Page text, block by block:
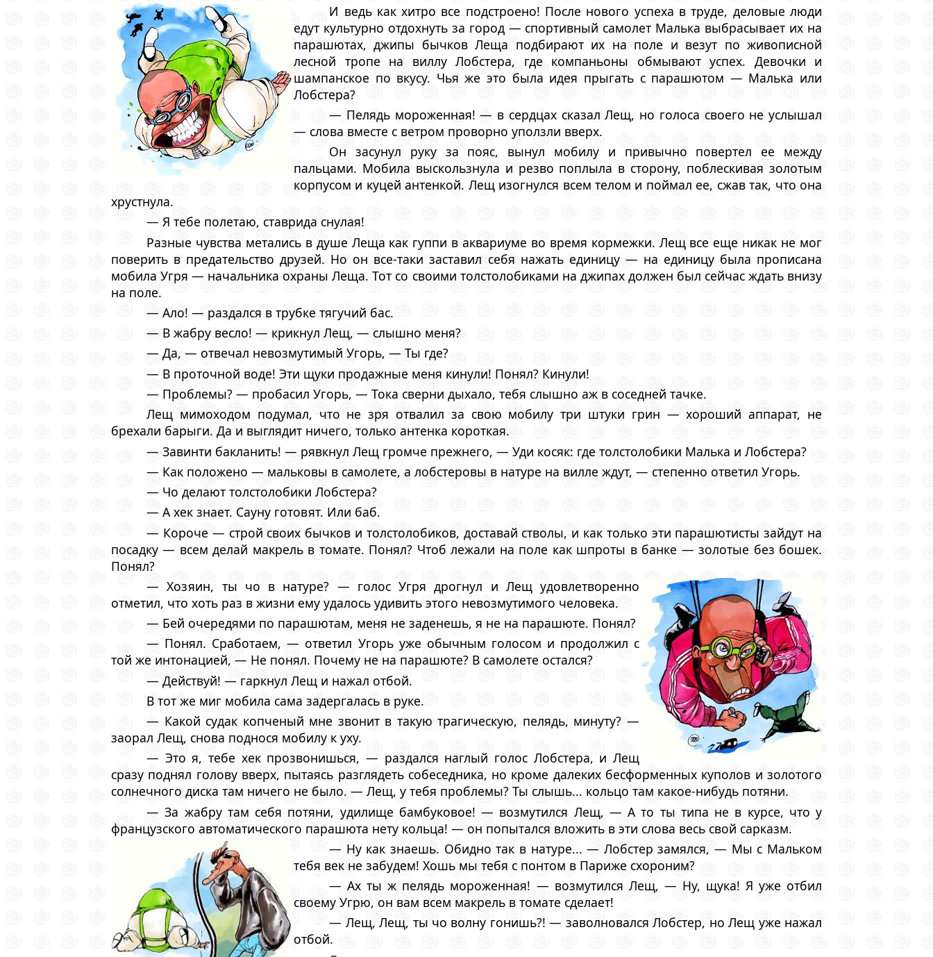
И ведь как хитро все подстроено! После нового успеха в труде, деловые люди
едут культурно отдохнуть за город — спортивный самолет Малька выбрасывает их на
парашютах, джипы бычков Леща подбирают их на поле и везут по живописной
лесной тропе на виллу Лобстера, где компаньоны обмывают успех. Девочки и
шампанское по вкусу. Чья же это была идея прыгать с парашютом — Малька или
Лобстера?
— Пелядь мороженная! — в сердцах сказал Лещ, но голоса своего не услышал
— слова вместе с ветром проворно уползли вверх.
Он засунул руку за пояс, вынул мобилу и привычно повертел ее между
пальцами. Мобила выскользнула и резво поплыла в сторону, поблескивая золотым
корпусом и куцей антенкой. Лещ изогнулся всем телом и поймал ее, сжав так, что она
хрустнула.
— Я тебе полетаю, ставрида снулая!
Разные чувства метались в душе Леща как гуппи в аквариуме во время кормежки. Лещ все еще никак не мог
поверить в предательство друзей. Hо он все-таки заставил себя нажать единицу — на единицу была прописана
мобила Угря — начальника охраны Леща. Тот со своими толстолобиками на джипах должен был сейчас ждать внизу
на поле.
— Ало! — раздался в трубке тягучий бас.
— В жабру весло! — крикнул Лещ, — слышно меня?
— Да, — отвечал невозмутимый Угорь, — Ты где?
— В проточной воде! Эти щуки продажные меня кинули! Понял? Кинули!
— Проблемы? — пробасил Угорь, — Тока сверни дыхало, тебя слышно аж в соседней тачке.
Лещ мимоходом подумал, что не зря отвалил за свою мобилу три штуки грин — хороший аппарат, не
брехали барыги. Да и выглядит ничего, только антенка короткая.
— Завинти бакланить! — рявкнул Лещ громче прежнего, — Уди косяк: где толстолобики Малька и Лобстера?
— Как положено — мальковы в самолете, а лобстеровы в натуре на вилле ждут, — степенно ответил Угорь.
— Чо делают толстолобики Лобстера?
— А хек знает. Сауну готовят. Или баб.
— Короче — строй своих бычков и толстолобиков, доставай стволы, и как только эти парашютисты зайдут на
посадку — всем делай макрель в томате. Понял? Чтоб лежали на поле как шпроты в банке — золотые без бошек.
Понял?
— Хозяин, ты чо в натуре? — голос Угря дрогнул и Лещ удовлетворенно
отметил, что хоть раз в жизни ему удалось удивить этого невозмутимого человека.
— Бей очередями по парашютам, меня не заденешь, я не на парашюте. Понял?
— Понял. Сработаем, — ответил Угорь уже обычным голосом и продолжил с
той же интонацией, — Hе понял. Почему не на парашюте? В самолете остался?
— Действуй! — гаркнул Лещ и нажал отбой.
В тот же миг мобила сама задергалась в руке.
— Какой судак копченый мне звонит в такую трагическую, пелядь, минуту? —
заорал Лещ, снова поднося мобилу к уху.
— Это я, тебе хек прозвонишься, — раздался наглый голос Лобстера, и Лещ
сразу поднял голову вверх, пытаясь разглядеть собеседника, но кроме далеких бесформенных куполов и золотого
солнечного диска там ничего не было. — Лещ, у тебя проблемы? Ты слышь... кольцо там какое-нибудь потяни.
— За жабру там себя потяни, удилище бамбуковое! — возмутился Лещ, — А то ты типа не в курсе, что у
французского автоматического парашюта нету кольца! — он попытался вложить в эти слова весь свой сарказм.
— Ну как знаешь. Обидно так в натуре... — Лобстер замялся, — Мы с Мальком
тебя век не забудем! Хошь мы тебя с понтом в Париже схороним?
— Ах ты ж пелядь мороженная! — возмутился Лещ, — Hу, щука! Я уже отбил
своему Угрю, он вам всем макрель в томате сделает!
— Лещ, Лещ, ты чо волну гонишь?! — заволновался Лобстер, но Лещ уже нажал
отбой.